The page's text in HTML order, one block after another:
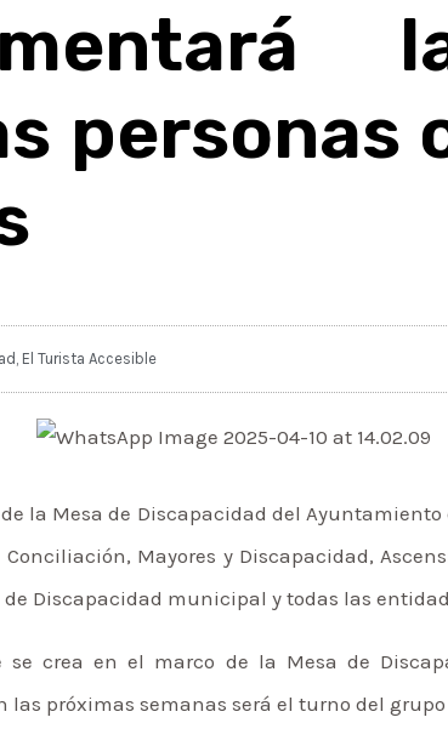
personas
El Turista Accesible
la Mesa de Discapacidad del
Mayores y Discapacidad,
Discapacidad municipal y todas las
crea en el marco de la Mesa de
próximas semanas será el turno del